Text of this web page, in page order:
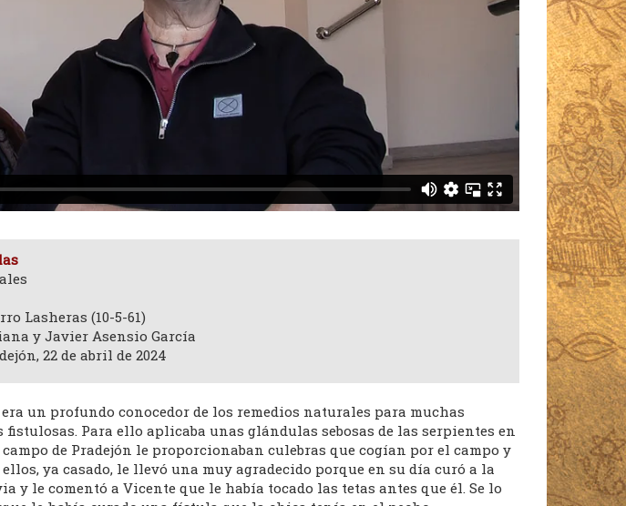
Lasheras (10-5-61)
y Javier Asensio García
22 de abril de 2024
era un profundo conocedor de los remedios naturales para muchas
Para ello aplicaba unas glándulas sebosas de las serpientes en
de Pradejón le proporcionaban culebras que cogían por el campo y
ya casado, le llevó una muy agradecido porque en su día curó a la
y le comentó a Vicente que le había tocado las tetas antes que él. Se lo